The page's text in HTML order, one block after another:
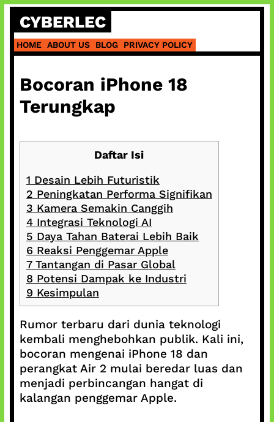
Skip
content
CYBERLEC
HOME ABOUT US BLOG PRIVACY POLICY
Bocoran iPhone 18
Terungkap
Daftar Isi
1 Desain Lebih Futuristik
2 Peningkatan Performa Signifikan
3 Kamera Semakin Canggih
4Integrasi Teknologi AI
5 Daya Tahan Baterai Lebih Baik
6 Reaksi Penggemar Apple
7Tantangan di Pasar Global
8 Potensi Dampak ke Industri
9 Kesimpulan
Rumor terbaru dari dunia teknologi
kembali menghebohkan publik. Kali ini,
bocoran mengenai iPhone 18 dan
perangkat Air 2 mulai beredar luas dan
menjadi perbincangan hangat di
kalangan penggemar Apple.